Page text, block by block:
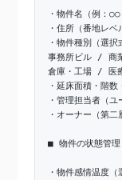
・物件名（例：
・住所（番地レ
・物件種別（選択
事務所ビル / 商
倉庫・工場 / 医
・延床面積・階数
・管理担当者（ユ
・オーナー（第二
■ 物件の状態管理
・物件感情温度（